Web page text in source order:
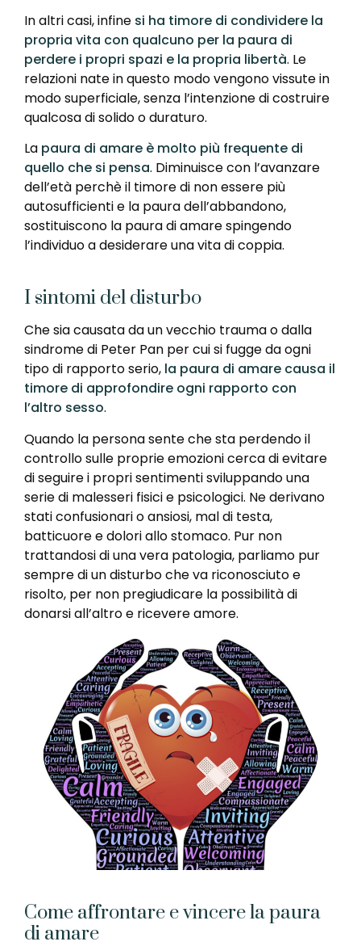
In altri casi, infine si ha timore di condividere la
propria vita con qualcuno per la paura di
perdere i propri spazi e la propria libertà. Le
relazioni nate in questo modo vengono vissute in
modo superficiale, senza l’intenzione di costruire
qualcosa di solido o duraturo.
La paura di amare è molto più frequente di
quello che si pensa. Diminuisce con l’avanzare
dell’età perchè il timore di non essere più
autosufficienti e la paura dell’abbandono,
sostituiscono la paura di amare spingendo
l’individuo a desiderare una vita di coppia.
I sintomi del disturbo
Che sia causata da un vecchio trauma o dalla
sindrome di Peter Pan per cui si fugge da ogni
tipo di rapporto serio, la paura di amare causa il
timore di approfondire ogni rapporto con
l’altro sesso.
Quando la persona sente che sta perdendo il
controllo sulle proprie emozioni cerca di evitare
di seguire i propri sentimenti sviluppando una
serie di malesseri fisici e psicologici. Ne derivano
stati confusionari o ansiosi, mal di testa,
batticuore e dolori allo stomaco. Pur non
trattandosi di una vera patologia, parliamo pur
sempre di un disturbo che va riconosciuto e
risolto, per non pregiudicare la possibilità di
donarsi all’altro e ricevere amore.
Come affrontare e vincere la paura
di amare